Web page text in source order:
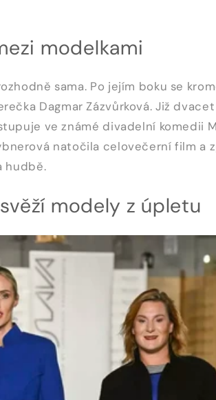
modelkami
sama. Po jejím boku se
Dagmar Zázvůrková. Již
ve známé divadelní komedii
natočila celovečerní film a
hudbě.
modely z úpletu